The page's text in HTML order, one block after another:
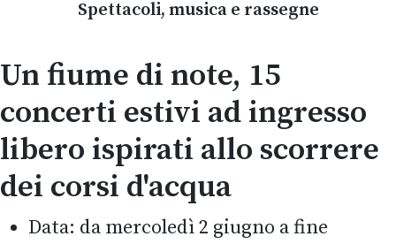
Spettacoli, musica e rassegne
Un fiume di note, 15
concerti estivi ad ingresso
libero ispirati allo scorrere
dei corsi d'acqua
Data: da mercoledì 2 giugno a fine